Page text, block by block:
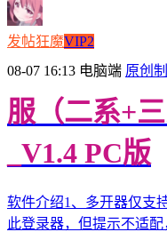
发帖狂魔VIP2
08-07 16:13 电脑端 原创
服（二系+
_V1.4 PC版
软件介绍1、多开器仅支
此登录器，但提示不适